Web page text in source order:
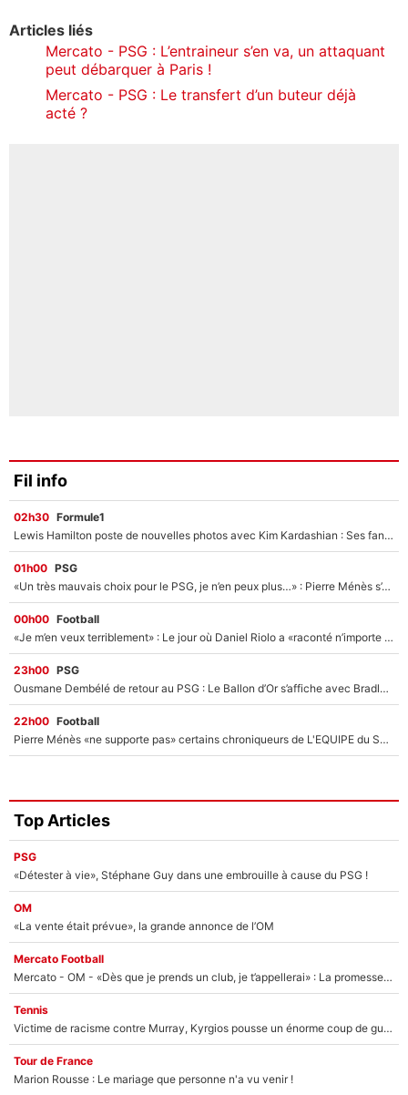
Articles liés
Mercato - PSG : L’entraineur s’en va, un attaquant
peut débarquer à Paris !
Mercato - PSG : Le transfert d’un buteur déjà
acté ?
Fil info
02h30 Formule1
Lewis Hamilton poste de nouvelles photos avec Kim Kardashian : Ses fans le voient déjà redevenir champion du monde de F1 grâce à elle !
01h00 PSG
«Un très mauvais choix pour le PSG, je n’en peux plus…» : Pierre Ménès s’est complètement trompé avec Luis Enrique et ces déclarations le prouvent !
00h00 Football
«Je m’en veux terriblement» : Le jour où Daniel Riolo a «raconté n’importe quoi» dans l'After Foot !
23h00 PSG
Ousmane Dembélé de retour au PSG : Le Ballon d’Or s’affiche avec Bradley Barcola en plein cœur du feuilleton sur son départ !
22h00 Football
Pierre Ménès «ne supporte pas» certains chroniqueurs de L'EQUIPE du Soir : Ils vont tous partir !
Top Articles
PSG
«Détester à vie», Stéphane Guy dans une embrouille à cause du PSG !
OM
«La vente était prévue», la grande annonce de l’OM
Mercato Football
Mercato - OM - «Dès que je prends un club, je t’appellerai» : La promesse de Marcelino au moment de claquer la porte
Tennis
Victime de racisme contre Murray, Kyrgios pousse un énorme coup de gueule !
Tour de France
Marion Rousse : Le mariage que personne n'a vu venir !